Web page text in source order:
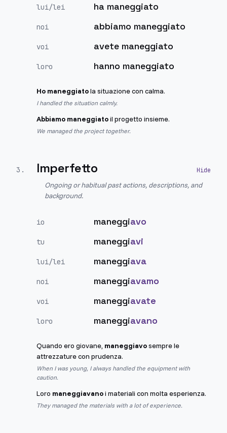
lui/lei ha maneggiato
noi abbiamo maneggiato
voi avete maneggiato
loro hanno maneggiato
Ho maneggiatola situazione con calma.
I handled the situation calmly.
Abbiamo maneggiatoil progetto insieme.
We managed the project together.
3 . Imperfetto
Ongoing or habitual past actions, descriptions, and
background.
io maneggiavo
tu maneggiavi
lui/lei maneggiava
noi maneggiavamo
voi maneggiavate
loro maneggiavano
Quando ero giovane, maneggiavosempre le
attrezzature con prudenza.
When I was young, I always handled the equipment with
caution.
Loro maneggiavanoi materiali con molta esperienza.
They managed the materials with a lot of experience.